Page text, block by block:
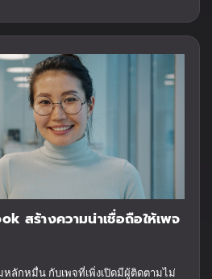
สร้างความน่าเชื่อถือให้เพจ
หลักหมื่น กับเพจที่เพิ่งเปิดมีผู้ติดตามไม่